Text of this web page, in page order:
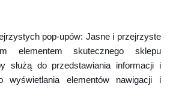
pop-upów: Jasne i przejrzyste
elementem skutecznego sklepu
służą do przedstawiania informacji i
elementów nawigacji i